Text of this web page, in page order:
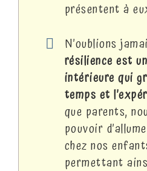
présentent à
N’oublions
résilience est
intérieure qui
temps et
que parents,
pouvoir
chez nos
permettant